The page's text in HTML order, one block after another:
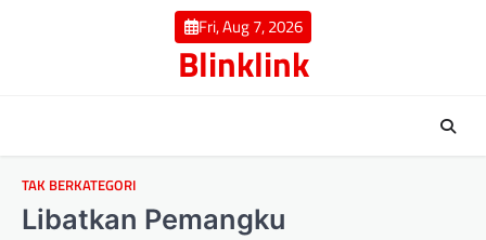
Fri, Aug 7, 2026
Blinklink
TAK BERKATEGORI
Libatkan Pemangku